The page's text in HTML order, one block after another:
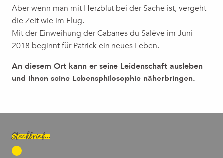
Aber wenn man mit Herzblut bei der Sache ist, vergeht
die Zeit wie im Flug.
Mit der Einweihung der Cabanes du Salève im Juni
2018 beginnt für Patrick ein neues Leben.
An diesem Ort kann er seine Leidenschaft ausleben
und Ihnen seine Lebensphilosophie näherbringen.
Steckbrief...